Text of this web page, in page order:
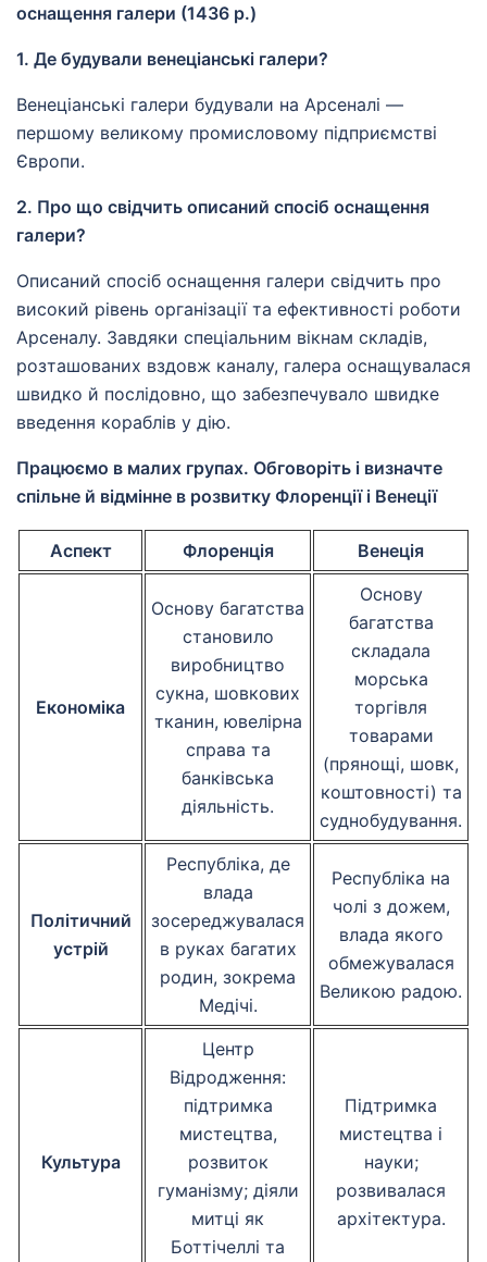
оснащення галери (1436 р.)
1. Де будували венеціанські галери?
Венеціанські галери будували на Арсеналі —
першому великому промисловому підприємстві
Європи.
2. Про що свідчить описаний спосіб оснащення
галери?
Описаний спосіб оснащення галери свідчить про
високий рівень організації та ефективності роботи
Арсеналу. Завдяки спеціальним вікнам складів,
розташованих вздовж каналу, галера оснащувалася
швидко й послідовно, що забезпечувало швидке
введення кораблів у дію.
Працюємо в малих групах. Обговоріть і визначте
спільне й відмінне в розвитку Флоренції і Венеції
Аспект Флоренція Венеція
Економіка
Основу багатства
становило
виробництво
сукна, шовкових
тканин, ювелірна
справа та
банківська
діяльність.
Основу
багатства
складала
морська
торгівля
товарами
(прянощі, шовк,
коштовності) та
суднобудування.
Політичний
устрій
Республіка, де
влада
зосереджувалася
в руках багатих
родин, зокрема
Медічі.
Республіка на
чолі з дожем,
влада якого
обмежувалася
Великою радою.
Культура
Центр
Відродження:
підтримка
мистецтва,
розвиток
гуманізму; діяли
митці як
Боттічеллі та
Підтримка
мистецтва і
науки;
розвивалася
архітектура.